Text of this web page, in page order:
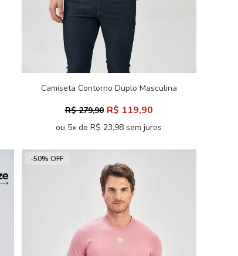
Camiseta Contorno Duplo Masculina
R$ 279,90 R$ 119,90
ou 5x de R$ 23,98 sem juros
-50% OFF